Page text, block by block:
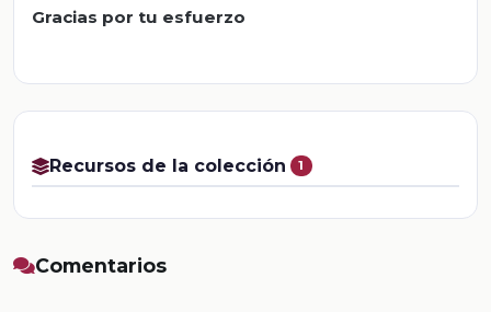
Gracias por tu esfuerzo
Recursos de la colección 1
Comentarios